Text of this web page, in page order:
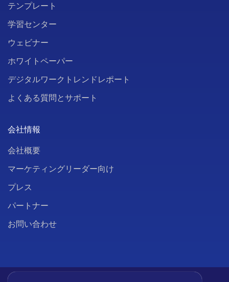
テンプレート
学習センター
ウェビナー
ホワイトペーパー
デジタルワークトレンドレポート
よくある質問とサポート
会社情報
会社概要
マーケティングリーダー向け
プレス
パートナー
お問い合わせ